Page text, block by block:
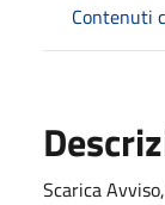
Contenuti
Scarica